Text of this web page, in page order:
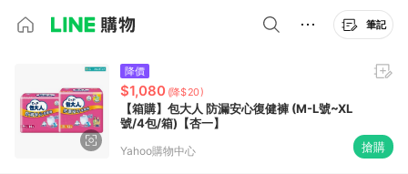
筆記
降價
$1,080 (降$20)
【箱購】包大人 防漏安心復健褲 (M-L號~XL
號/4包/箱)【杏一】
Yahoo購物中心 搶購